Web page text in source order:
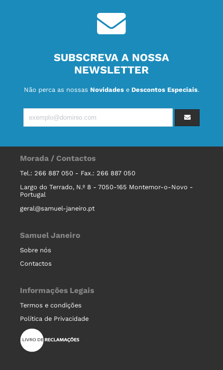
SUBSCREVA A NOSSA
NEWSLETTER
Não perca as nossas Novidades e Descontos Especiais.
Morada / Contactos
Tel.: 266 887 050 - Fax.: 266 887 050
Largo do Terrado, N.º 8 - 7050-165 Montemor-o-Novo -
Portugal
geral@samuel-janeiro.pt
Samuel Janeiro
Sobre nós
Contactos
Informações Legais
Termos e condições
Política de Privacidade